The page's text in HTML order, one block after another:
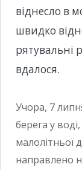
віднесло в
швидко
рятувальні
вдалося.
Учора, 7
берега у
малолітньої
направлено